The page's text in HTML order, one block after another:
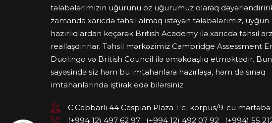
tələbələrimizin uğurunu öz uğurumuz olaraq
zamanda xaricdə təhsil almaq istəyən tələbələrimiz, uyğun
hazırlıqlardan keçərək British Academy ilə xaricdə təhsil
reallaşdırırlar. Təhsil mərkəzimiz Cambridge Assessment
Duolingo və British Council ilə əməkdaşlıq etməktədir.
sayəsində siz həm bu imtahanlara hazırlaşa, həm də sınaq
imtahanlarında iştirak edə bilərsiniz.
C.Cabbarli 44 Caspian Plaza 1-ci korpus/9-cu mərtəbə
(+994 12) 497 62 97
(+994 12) 492 07 92 (+994) 55